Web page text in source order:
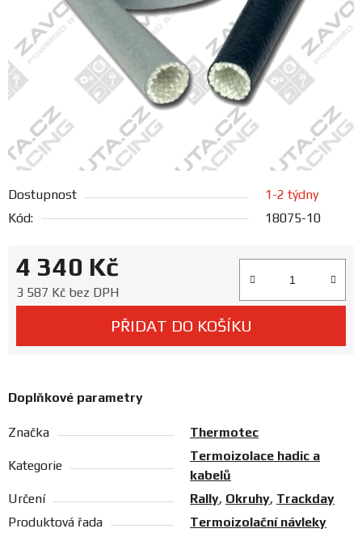
Profil
firmy
Obchodní
podmínky
Doprava
Blog
a
katalogy
Dostupnost
1-2 týdny
Kód:
18075-10
4 340 Kč
3 587 Kč bez DPH
PŘIDAT DO KOŠÍKU
Doplňkové parametry
Značka Thermotec
Kategorie
Termoizolace hadic a
kabelů
Určení
Rally, Okruhy, Trackday
Produktová řada
Termoizolační návleky